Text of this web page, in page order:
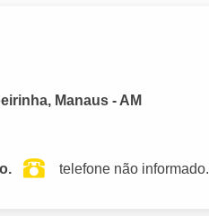
Manaus - AM
telefone não informado.